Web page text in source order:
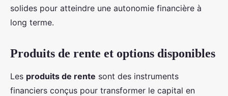
solides pour atteindre une autonomie financière à
long terme.
Produits de rente et options disponibles
Les produits de rente sont des instruments
financiers conçus pour transformer le capital en